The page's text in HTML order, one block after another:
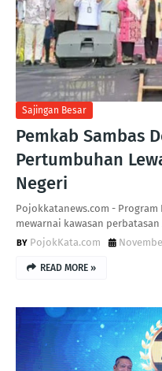
Sajingan Besar
Pemkab Sambas
Pertumbuhan
Negeri
Pojokkatanews.com - Program
mewarnai kawasan
PojokKata.com
READ MORE »